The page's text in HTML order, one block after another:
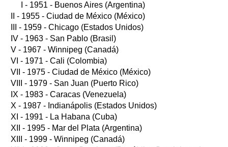
I - 1951 - Buenos Aires (Argentina)
II - 1955 - Ciudad de México (México)
III - 1959 - Chicago (Estados Unidos)
IV - 1963 - San Pablo (Brasil)
V - 1967 - Winnipeg (Canadá)
VI - 1971 - Cali (Colombia)
VII - 1975 - Ciudad de México (México)
VIII - 1979 - San Juan (Puerto Rico)
IX - 1983 - Caracas (Venezuela)
X - 1987 - Indianápolis (Estados Unidos)
XI - 1991 - La Habana (Cuba)
XII - 1995 - Mar del Plata (Argentina)
XIII - 1999 - Winnipeg (Canadá)